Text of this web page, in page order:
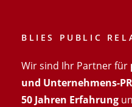
BLIES PUBLIC
Wir sind Ihr Partner für
und Unternehmens-
50 Jahren Erfahrung